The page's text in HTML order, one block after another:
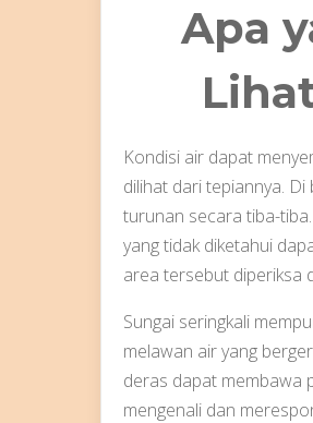
Apa
Kondisi air dapat
dilihat dari tepiannya.
turunan secara tiba-
yang tidak diketahui
area tersebut diperiksa
Sungai seringkali
melawan air yang
deras dapat membawa
mengenali dan